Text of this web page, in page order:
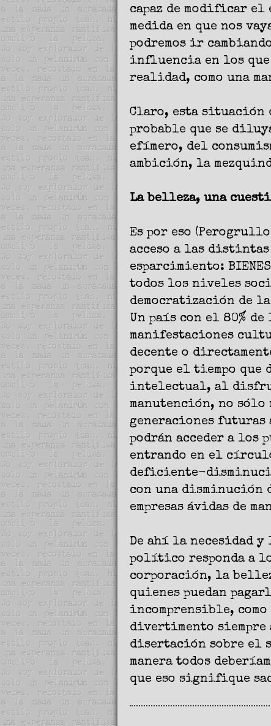
capaz de modificar el
medida en que nos
podremos ir
influencia en los que
realidad, como una
Claro, esta situación
probable que se
efímero, del
ambición, la
La belleza, una
Es por eso
acceso a las
esparcimiento:
todos los niveles
democratización de
Un país con el 80%
manifestaciones
decente o
porque el tiempo
intelectual, al
manutención, no sólo
generaciones futuras
podrán acceder a los
entrando en el
deficiente-
con una disminución
empresas ávidas de
De ahí la necesidad
político responda a
corporación, la
quienes puedan
incomprensible,
divertimento siempre
disertación sobre el
manera todos
que eso signifique